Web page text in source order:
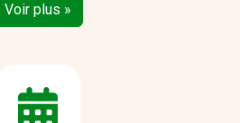
Voir plus »